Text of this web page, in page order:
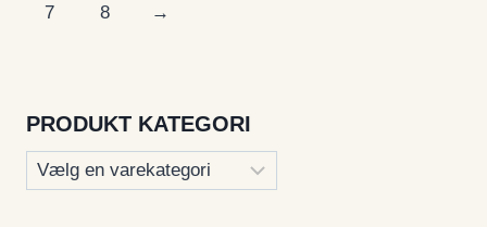
7 8 →
PRODUKT KATEGORI